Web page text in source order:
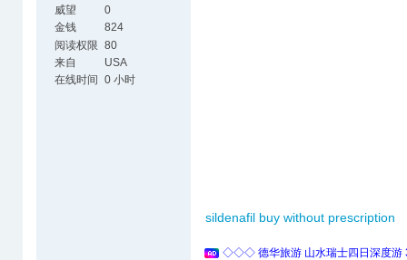
威望
0
金钱
824
阅读权限 80
来自
USA
在线时间
0 小时
sildenafil buy without prescription
◇◇◇ 德华旅游 山水瑞士四日深度